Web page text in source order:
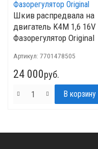
Шкив распредвала на
двигатель K4M 1,6 16V
Фазорегулятор Original
Артикул: 7701478505
24 000руб.